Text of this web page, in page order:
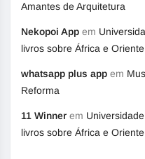
Amantes de Arquitetura
Nekopoi App em
livros sobre África e
whatsapp plus app em
Reforma
11 Winner em
livros sobre África e